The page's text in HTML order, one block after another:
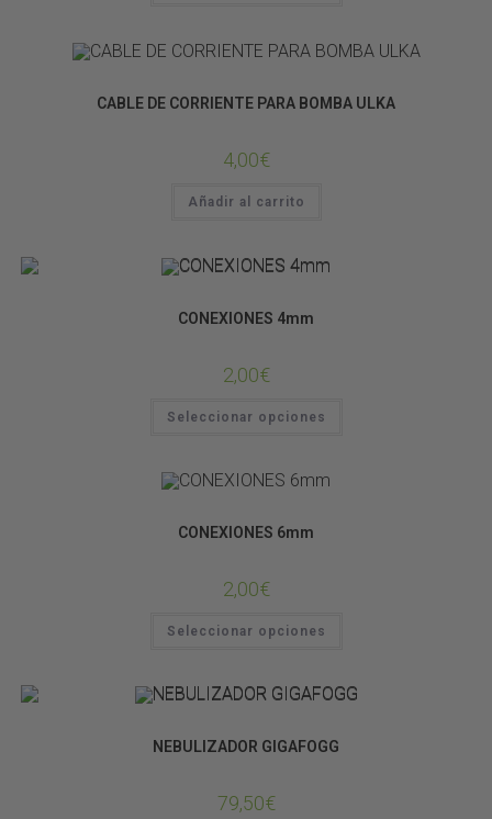
CABLE DE CORRIENTE PARA BOMBA ULKA
4,00€
Añadir al carrito
CONEXIONES 4mm
2,00€
Seleccionar opciones
CONEXIONES 6mm
2,00€
Seleccionar opciones
NEBULIZADOR GIGAFOGG
79,50€